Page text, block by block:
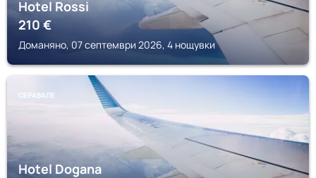
Hotel Rossi
210€
Доманяно, 07 септември 2026, 4 нощувки
СЕРАВАЛЕ
Hotel Dogana